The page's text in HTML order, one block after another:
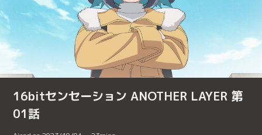
16bitセンセーション ANOTHER LAYER 第
01話